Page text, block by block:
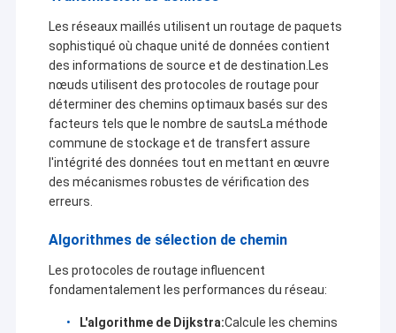
Radio de réseau maillé
Lien de données/vidéo HD/réseaux sans fil industriels
Transmission de données sans fil
Autres
Les réseaux maillés utilisent un routage de paquets
sophistiqué où chaque unité de données contient
des informations de source et de destination.Les
nœuds utilisent des protocoles de routage pour
déterminer des chemins optimaux basés sur des
facteurs tels que le nombre de sautsLa méthode
commune de stockage et de transfert assure
l'intégrité des données tout en mettant en œuvre
des mécanismes robustes de vérification des
erreurs.
Algorithmes de sélection de chemin
Les protocoles de routage influencent
fondamentalement les performances du réseau:
L'algorithme de Dijkstra:Calcule les chemins
données numériques la plus avancée, la radio de
données intelligente, le module de données
numériques, la radio à saut de fréquence à grande
vitesse, le Ethernet sans fil industriel,Radio/module
vidéo HD réseau, réseau de treillis auto-organisé AD-
HOC/MESH, liaison de données sans fil GNSS/RTK,
entrée/sortie à distance sans fil industrielle,
émetteur-récepteur de données et de voix mobile
portatif, amplificateur de puissance RF
bidirectionnel,codeur-décodeur de voix, connexion
complexe à plusieurs ports en série, module
d'encodage d'adresses point à point et autres
pétrole/gaz, l'eau/électricité,Réseau
électrique/chauffage/gaz de charbon/chemins de
fer/transports, éclairage de rue/tremblement de
contrôle de l'acquisition de données et GPS,